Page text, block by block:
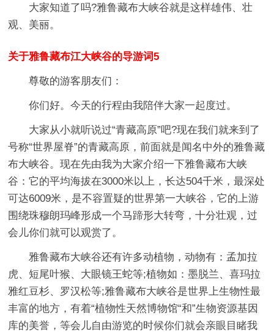
大家知道了吗?雅鲁藏布大峡谷就是这样雄伟、壮
观、美丽。
关于雅鲁藏布江大峡谷的导游词5
尊敬的游客朋友们：
你们好。今天的行程由我陪伴大家一起度过。
大家从小就听说过“青藏高原”吧?现在我们就来到了
号称“世界屋脊”的青藏高原，前面就是闻名中外的雅鲁藏
布大峡谷。现在先由我为大家介绍一下雅鲁藏布大峡
谷：它的平均海拔在3000米以上，长达504千米，最深处
可达6009米，是不容置疑的世界第一大峡谷，它的上游
围绕珠穆朗玛峰形成一个马蹄形大转弯，十分壮观，过
会儿你们就可以观赏了。
雅鲁藏布大峡谷还有许多动植物，动物有：孟加拉
虎、短尾叶猴、大眼镜王蛇等;植物如：墨脱兰、喜玛拉
雅红豆杉、罗汉松等;雅鲁藏布大峡谷是世界上生物性最
丰富的地方，有着“植物性天然博物馆“和”生物资源基因
库的美誉，等会儿自由游览的时候你们就会亲眼目睹我